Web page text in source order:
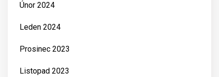
Únor 2024
Leden 2024
Prosinec 2023
Listopad 2023